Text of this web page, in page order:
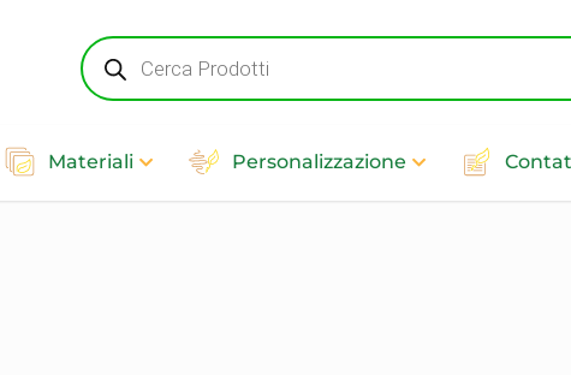
Products
search
Materiali Personalizzazione